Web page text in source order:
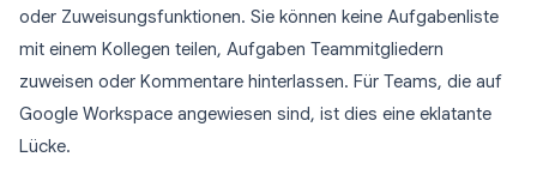
oder Zuweisungsfunktionen. Sie können keine Aufgabenliste
mit einem Kollegen teilen, Aufgaben Teammitgliedern
zuweisen oder Kommentare hinterlassen. Für Teams, die auf
Google Workspace angewiesen sind, ist dies eine eklatante
Lücke.